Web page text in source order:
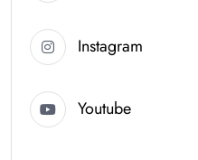
Instagram
Youtube